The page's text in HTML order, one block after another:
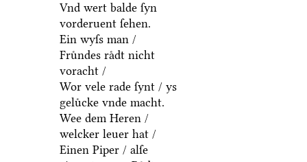
Vnd wert balde ſyn
vorderuent ſehen.
Ein wyſs man /
Fruͤndes raͤdt nicht
voracht /
Wor vele rade ſynt / ys
geluͤcke vnde macht.
Wee dem Heren /
welcker leuer hat /
Einen Piper / alſe